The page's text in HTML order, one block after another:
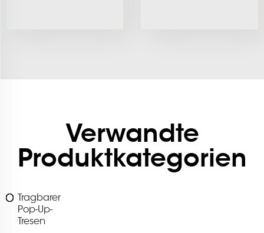
Verwandte
Produktkategorien
Tragbarer
Pop-Up-
Tresen